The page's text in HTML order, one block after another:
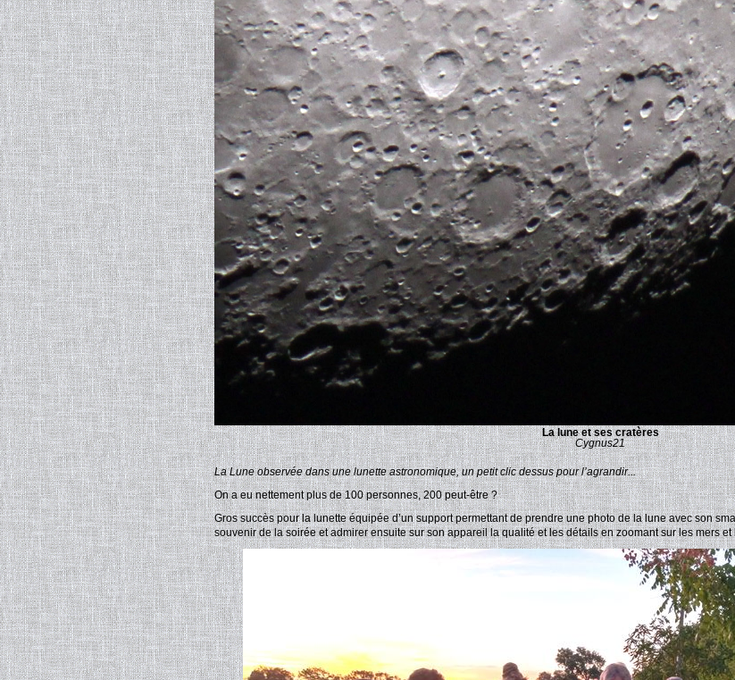
La lune et ses cratères
Cygnus21
La Lune observée dans une lunette astronomique, un petit clic dessus pour l’agrandir...
On a eu nettement plus de 100 personnes, 200 peut-être ?
Gros succès pour la lunette équipée d’un support permettant de prendre une photo de la lune avec son
souvenir de la soirée et admirer ensuite sur son appareil la qualité et les détails en zoomant sur les mers